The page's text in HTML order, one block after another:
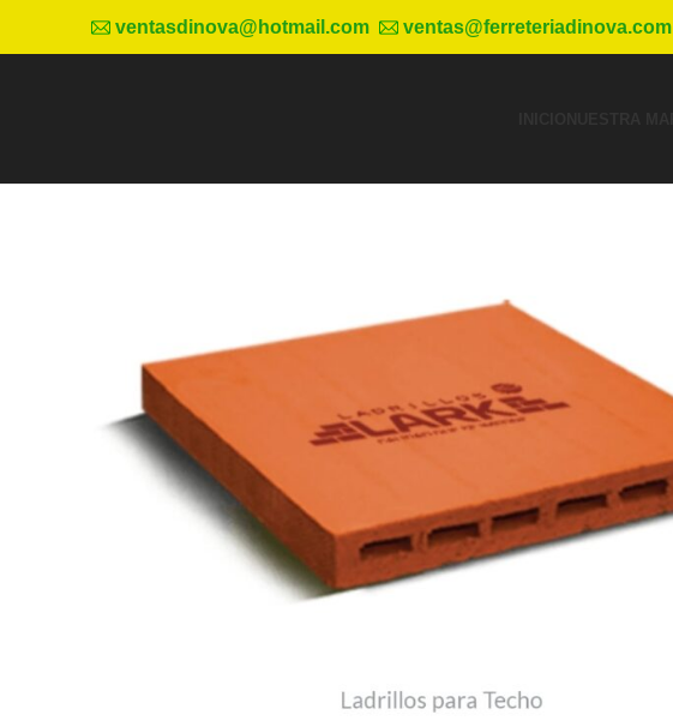
ventasdinova@hotmail.com ventas@ferreteriadinova.com